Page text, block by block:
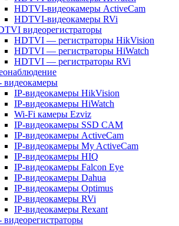
HDTVI-видеокамеры ActiveCam
HDTVI-видеокамеры RVi
видеорегистраторы
HDTVI — регистраторы HikVision
HDTVI — регистраторы HiWatch
HDTVI — регистраторы RVi
видеокамеры
IP-видеокамеры HikVision
IP-видеокамеры HiWatch
Wi-Fi камеры Ezviz
IP-видеокамеры SSD CAM
IP-видеокамеры ActiveCam
IP-видеокамеры My ActiveCam
IP-видеокамеры HIQ
IP-видеокамеры Falcon Eye
IP-видеокамеры Dahua
IP-видеокамеры Optimus
IP-видеокамеры RVi
IP-видеокамеры Rexant
видеорегистраторы